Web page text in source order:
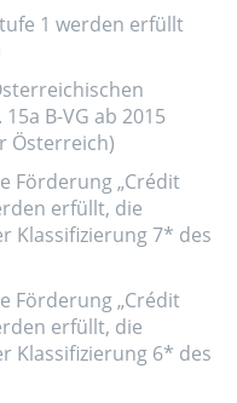
1 werden erfüllt
B-VG ab 2015
Österreich)
Förderung „Crédit
erfüllt, die
Klassifizierung 7* des
Förderung „Crédit
erfüllt, die
Klassifizierung 6* des